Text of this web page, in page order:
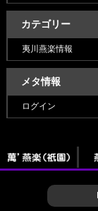
カテゴリー
夷川燕楽情報
メタ情報
ログイン